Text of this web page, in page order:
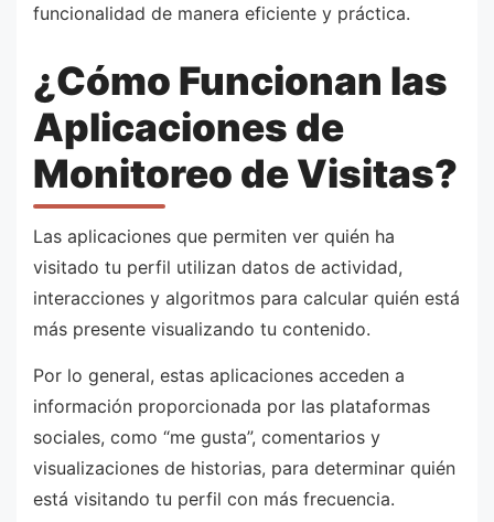
funcionalidad de manera eficiente y práctica.
¿Cómo Funcionan las
Aplicaciones de
Monitoreo de Visitas?
Las aplicaciones que permiten ver quién ha
visitado tu perfil utilizan datos de actividad,
interacciones y algoritmos para calcular quién está
más presente visualizando tu contenido.
Por lo general, estas aplicaciones acceden a
información proporcionada por las plataformas
sociales, como “me gusta”, comentarios y
visualizaciones de historias, para determinar quién
está visitando tu perfil con más frecuencia.